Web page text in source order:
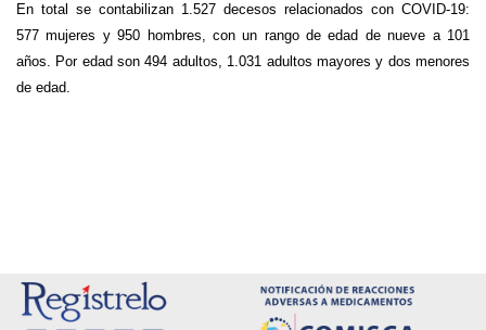
En total se contabilizan 1.527 decesos relacionados con COVID-19:
577 mujeres y 950 hombres, con un rango de edad de nueve a 101
años. Por edad son 494 adultos, 1.031 adultos mayores y dos menores
de edad.